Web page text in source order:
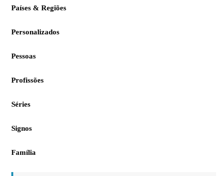
Países & Regiões
Personalizados
Pessoas
Profissões
Séries
Signos
Família